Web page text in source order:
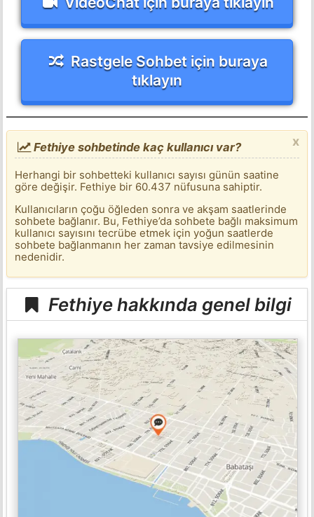
Rastgele Sohbet için buraya
tıklayın
x
Fethiye sohbetinde kaç kullanıcı var?
Herhangi bir sohbetteki kullanıcı sayısı günün saatine
göre değişir. Fethiye bir 60.437 nüfusuna sahiptir.
Kullanıcıların çoğu öğleden sonra ve akşam saatlerinde
sohbete bağlanır. Bu, Fethiye’da sohbete bağlı maksimum
kullanıcı sayısını tecrübe etmek için yoğun saatlerde
sohbete bağlanmanın her zaman tavsiye edilmesinin
nedenidir.
Fethiye hakkında genel bilgi